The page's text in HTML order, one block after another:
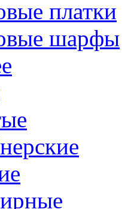
платки
шарфы